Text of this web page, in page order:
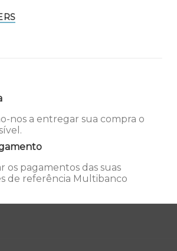
nos a entregar sua compra o
os pagamentos das suas
de referência Multibanco